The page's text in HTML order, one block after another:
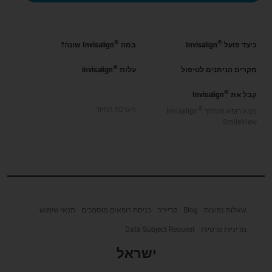
כיצד פועל ®
Invisalign במה ®Invisalign שונה?
מקרים הניתנים לטיפול עלות ®
invisalign
קבל את ®
Invisalign
שאלות נפוצות Blog קריירה כניסת רופאים מוסמכים תנאי שימוש
מדיניות פרטיות Data Subject Request
ישראל